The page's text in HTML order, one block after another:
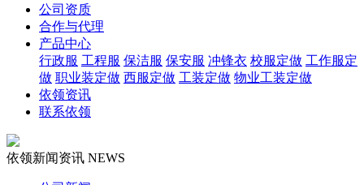
公司资质
合作与代理
产品中心
行政服 工程服 保洁服 保安服 冲锋衣 校服定做 工作服定
做 职业装定做 西服定做 工装定做 物业工装定做
依领资讯
联系依领
依领新闻资讯 NEWS